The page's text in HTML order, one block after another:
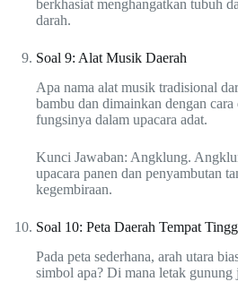
berkhasiat menghangatkan tubuh
darah.
Soal 9: Alat Musik Daerah
Apa nama alat musik tradisional
bambu dan dimainkan dengan
fungsinya dalam upacara adat.
Kunci Jawaban: Angklung.
upacara panen dan penyambutan
kegembiraan.
Soal 10: Peta Daerah Tempat
Pada peta sederhana, arah utara
simbol apa? Di mana letak